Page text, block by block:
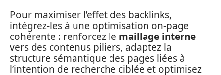
Pour maximiser l’effet des backlinks,
intégrez-les à une optimisation on-page
cohérente : renforcez le maillage interne
vers des contenus piliers, adaptez la
structure sémantique des pages liées à
l’intention de recherche ciblée et optimisez